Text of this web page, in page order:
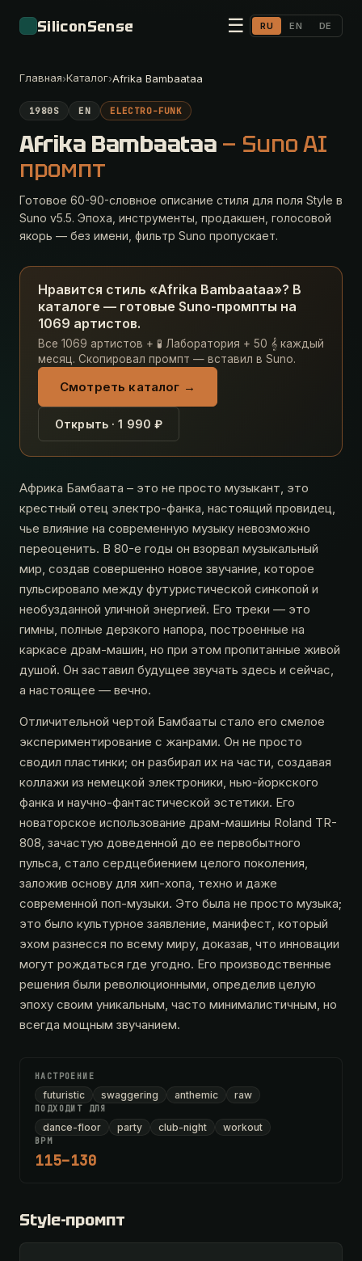
SiliconSense ☰ RU EN DE
Главная›Каталог›Afrika Bambaataa
1980S EN ELECTRO-FUNK
Afrika Bambaataa — Suno AI
промпт
Готовое 60-90-словное описание стиля для поля Style в
Suno v5.5. Эпоха, инструменты, продакшен, голосовой
якорь — без имени, фильтр Suno пропускает.
Нравится стиль «Afrika Bambaataa»? В
каталоге — готовые Suno-промпты на
1069 артистов.
Все 1069 артистов + 🧪 Лаборатория + 50 𝄞 каждый
месяц. Скопировал промпт — вставил в Suno.
Смотреть каталог →
Открыть · 1 990 ₽
Африка Бамбаата – это не просто музыкант, это
крестный отец электро-фанка, настоящий провидец,
чье влияние на современную музыку невозможно
переоценить. В 80-е годы он взорвал музыкальный
мир, создав совершенно новое звучание, которое
пульсировало между футуристической синкопой и
необузданной уличной энергией. Его треки — это
гимны, полные дерзкого напора, построенные на
каркасе драм-машин, но при этом пропитанные живой
душой. Он заставил будущее звучать здесь и сейчас,
а настоящее — вечно.
Отличительной чертой Бамбааты стало его смелое
экспериментирование с жанрами. Он не просто
сводил пластинки; он разбирал их на части, создавая
коллажи из немецкой электроники, нью-йоркского
фанка и научно-фантастической эстетики. Его
новаторское использование драм-машины Roland TR-
808, зачастую доведенной до ее первобытного
пульса, стало сердцебиением целого поколения,
заложив основу для хип-хопа, техно и даже
современной поп-музыки. Это была не просто музыка;
это было культурное заявление, манифест, который
эхом разнесся по всему миру, доказав, что инновации
могут рождаться где угодно. Его производственные
решения были революционными, определив целую
эпоху своим уникальным, часто минималистичным, но
всегда мощным звучанием.
НАСТРОЕНИЕ
futuristic swaggering anthemic raw
ПОДХОДИТ ДЛЯ
dance-floor party club-night workout
BPM
115–130
Style-промпт